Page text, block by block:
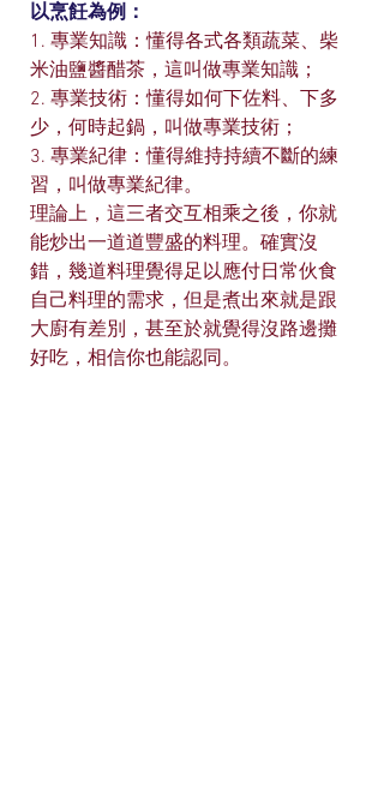
以烹飪為例：
1. 專業知識：懂得各式各類蔬菜、柴
米油鹽醬醋茶，這叫做專業知識；
2. 專業技術：懂得如何下佐料、下多
少，何時起鍋，叫做專業技術；
3. 專業紀律：懂得維持持續不斷的練
習，叫做專業紀律。
理論上，這三者交互相乘之後，你就
能炒出一道道豐盛的料理。確實沒
錯，幾道料理覺得足以應付日常伙食
自己料理的需求，但是煮出來就是跟
大廚有差別，甚至於就覺得沒路邊攤
好吃，相信你也能認同。